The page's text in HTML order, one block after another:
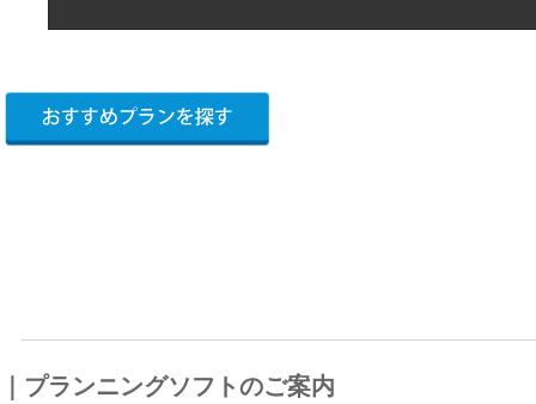
｜プランニングソフトのご案内